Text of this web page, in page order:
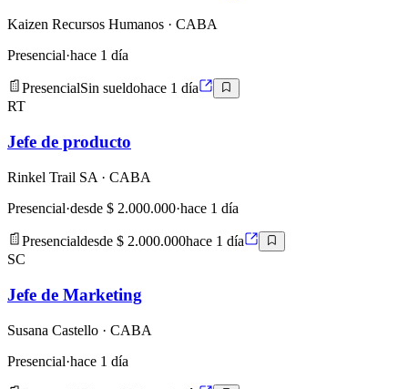
Kaizen Recursos Humanos · CABA
Presencial·hace 1 día
PresencialSin sueldohace 1 día
RT
Jefe de producto
Rinkel Trail SA · CABA
Presencial·desde $ 2.000.000·hace 1 día
Presencialdesde $ 2.000.000hace 1 día
SC
Jefe de Marketing
Susana Castello · CABA
Presencial·hace 1 día